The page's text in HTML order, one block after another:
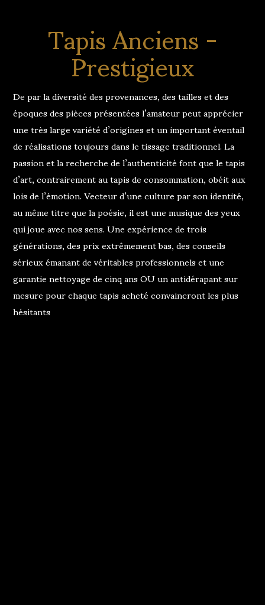
Tapis Anciens -
Prestigieux
De par la diversité des provenances, des tailles et des
époques des pièces présentées l’amateur peut apprécier
une très large variété d’origines et un important éventail
de réalisations toujours dans le tissage traditionnel. La
passion et la recherche de l’authenticité font que le tapis
d’art, contrairement au tapis de consommation, obéit aux
lois de l’émotion. Vecteur d’une culture par son identité,
au même titre que la poésie, il est une musique des yeux
qui joue avec nos sens. Une expérience de trois
générations, des prix extrêmement bas, des conseils
sérieux émanant de véritables professionnels et une
garantie nettoyage de cinq ans OU un antidérapant sur
mesure pour chaque tapis acheté convaincront les plus
hésitants